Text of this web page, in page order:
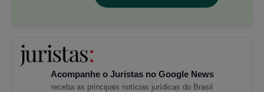
Acompanhe o Juristas no Google News
receba as principais notícias jurídicas do Brasil